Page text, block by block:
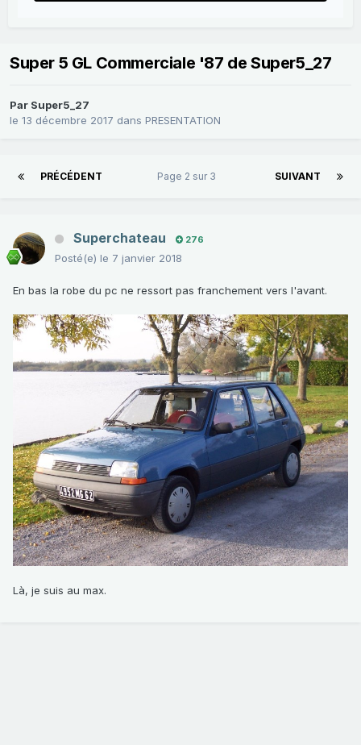
Super 5 GL Commerciale '87 de Super5_27
Par Super5_27
le 13 décembre 2017 dans PRESENTATION
PRÉCÉDENT SUIVANT
Page 2 sur 3
Superchateau 276
Posté(e) le 7 janvier 2018
En bas la robe du pc ne ressort pas franchement vers l'avant.
Là, je suis au max.